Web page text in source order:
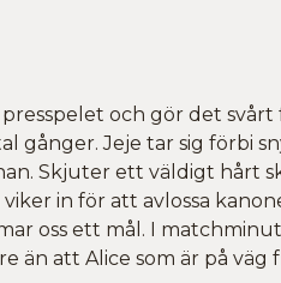
och gör det svårt
gånger. Jeje tar sig förbi
Skjuter ett väldigt hårt
in för att avlossa
oss ett mål. I
än att Alice som är på väg